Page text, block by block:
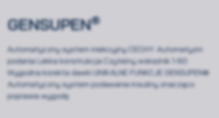
GENSUPEN®
Automatyczny system iniekcyjny CECHY: Automatyzm
podania Lekka konstrukcja Czytelny wskaźnik 1-60
Wygodna korekta dawki UNIKALNE FUNKCJE GENSUPEN®
Automatyczny system podawania insuliny znacząco
poprawia wygodę